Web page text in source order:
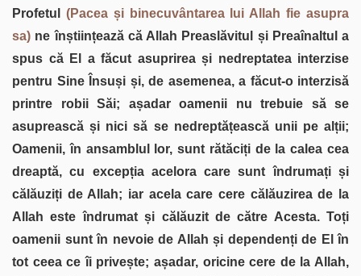
Profetul (Pacea și binecuvântarea lui Allah fie asupra
sa) ne înștiințează că Allah Preaslăvitul și Preaînaltul a
spus că El a făcut asuprirea și nedreptatea interzise
pentru Sine Însuși și, de asemenea, a făcut-o interzisă
printre robii Săi; așadar oamenii nu trebuie să se
asuprească și nici să se nedreptățească unii pe alții;
Oamenii, în ansamblul lor, sunt rătăciți de la calea cea
dreaptă, cu excepția acelora care sunt îndrumați și
călăuziți de Allah; iar acela care cere călăuzirea de la
Allah este îndrumat și călăuzit de către Acesta. Toți
oamenii sunt în nevoie de Allah și dependenți de El în
tot ceea ce îi privește; așadar, oricine cere de la Allah,